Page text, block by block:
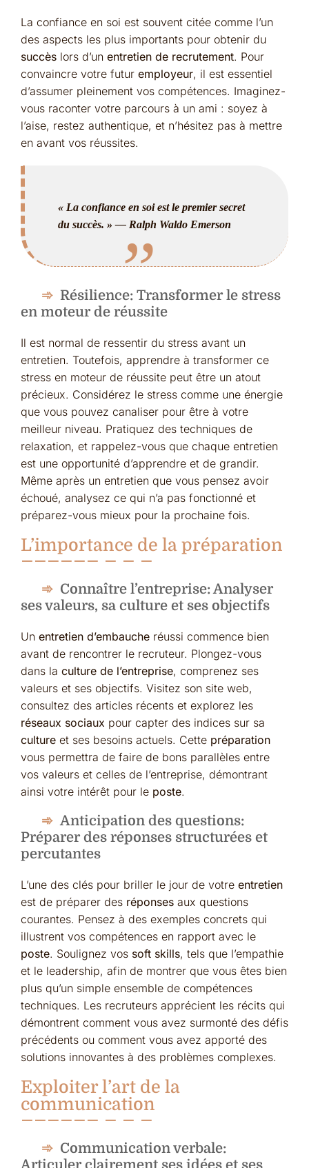
La confiance en soi est souvent citée comme l’un
des aspects les plus importants pour obtenir du
succès lors d’un entretien de recrutement. Pour
convaincre votre futur employeur, il est essentiel
d’assumer pleinement vos compétences. Imaginez-
vous raconter votre parcours à un ami : soyez à
l’aise, restez authentique, et n’hésitez pas à mettre
en avant vos réussites.
« La confiance en soi est le premier secret
du succès. » — Ralph Waldo Emerson
Résilience: Transformer le stress
en moteur de réussite
Il est normal de ressentir du stress avant un
entretien. Toutefois, apprendre à transformer ce
stress en moteur de réussite peut être un atout
précieux. Considérez le stress comme une énergie
que vous pouvez canaliser pour être à votre
meilleur niveau. Pratiquez des techniques de
relaxation, et rappelez-vous que chaque entretien
est une opportunité d’apprendre et de grandir.
Même après un entretien que vous pensez avoir
échoué, analysez ce qui n’a pas fonctionné et
préparez-vous mieux pour la prochaine fois.
L’importance de la préparation
Connaître l’entreprise: Analyser
ses valeurs, sa culture et ses objectifs
Un entretien d’embauche réussi commence bien
avant de rencontrer le recruteur. Plongez-vous
dans la culture de l’entreprise, comprenez ses
valeurs et ses objectifs. Visitez son site web,
consultez des articles récents et explorez les
réseaux sociaux pour capter des indices sur sa
culture et ses besoins actuels. Cette préparation
vous permettra de faire de bons parallèles entre
vos valeurs et celles de l’entreprise, démontrant
ainsi votre intérêt pour le poste.
Anticipation des questions:
Préparer des réponses structurées et
percutantes
L’une des clés pour briller le jour de votre entretien
est de préparer des réponses aux questions
courantes. Pensez à des exemples concrets qui
illustrent vos compétences en rapport avec le
poste. Soulignez vos soft skills, tels que l’empathie
et le leadership, afin de montrer que vous êtes bien
plus qu’un simple ensemble de compétences
techniques. Les recruteurs apprécient les récits qui
démontrent comment vous avez surmonté des défis
précédents ou comment vous avez apporté des
solutions innovantes à des problèmes complexes.
Exploiter l’art de la
communication
Communication verbale: